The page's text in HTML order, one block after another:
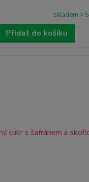
skladem > 5
Přidat do košíku